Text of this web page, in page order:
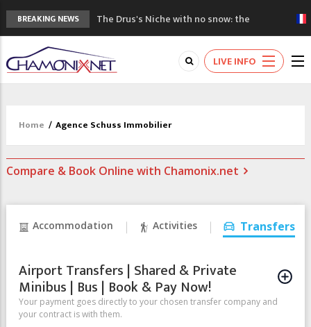
BREAKING NEWS
The Drus's Niche with no snow: the
mountains are changing!
3 good reasons to visit the new Mont
Blanc Museum
Mountain accidents: 3 people died on
Craft opens new running hub in Chamonix
LIVE INFO
Home / Agence Schuss Immobilier
Compare & Book Online with Chamonix.net
Accommodation Activities Transfers
Airport Transfers | Shared & Private
Minibus | Bus | Book & Pay Now!
Your payment goes directly to your chosen transfer company and
your contract is with them.